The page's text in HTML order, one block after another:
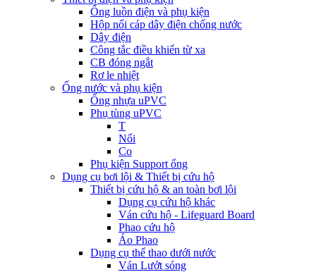
Ống luồn điện và phụ kiện
Hộp nối cáp dây điện chống nước
Dây điện
Công tắc điều khiển từ xa
CB đóng ngắt
Rơ le nhiệt
Ống nước và phụ kiện
Ống nhựa uPVC
Phụ tùng uPVC
T
Nối
Co
Phụ kiện Support ống
Dụng cụ bơi lội & Thiết bị cứu hộ
Thiết bị cứu hộ & an toàn bơi lội
Dụng cụ cứu hộ khác
Ván cứu hộ - Lifeguard Board
Phao cứu hộ
Áo Phao
Dụng cụ thể thao dưới nước
Ván Lướt sóng